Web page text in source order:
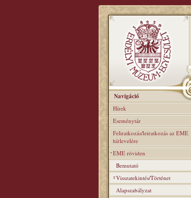
Navigáció
Hírek
Eseménytár
Feliratkozás/leiratkozás az EME
hírlevelére
EME röviden
Bemutató
Visszatekintés/Történet
Alapszabályzat